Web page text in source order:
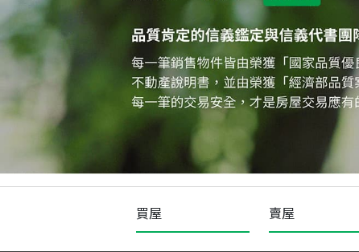
買屋 賣屋